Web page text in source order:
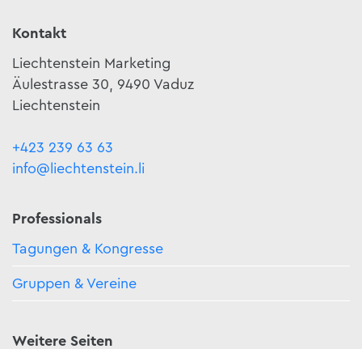
Kontakt
Liechtenstein Marketing
Äulestrasse 30, 9490 Vaduz
Liechtenstein
+423 239 63 63
info@liechtenstein.li
Professionals
Tagungen & Kongresse
Gruppen & Vereine
Weitere Seiten